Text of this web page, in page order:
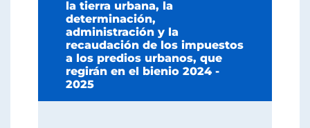
la tierra urbana, la
determinación,
administración y la
recaudación de los impuestos
a los predios urbanos, que
regirán en el bienio 2024 -
2025